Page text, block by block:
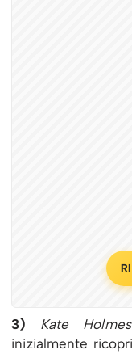
3) Kate Holmes
inizialmente